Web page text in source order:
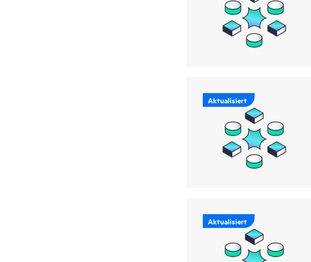
Aktualisiert
Aktualisiert